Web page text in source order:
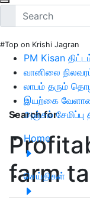
#Top on Krishi Jagran
PM Kisan
வானிலை
லாபம் தரும்
இயற்கை
அஞ்சல் சேமிப்பு
Home
செய்திகள்
Search for:
farm